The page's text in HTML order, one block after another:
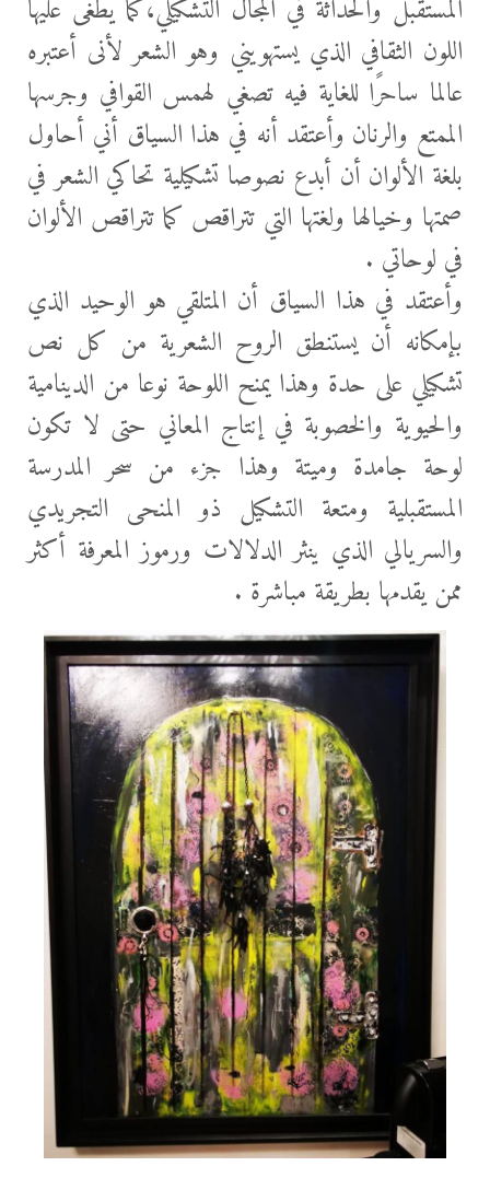
المستقبل والحداثة في المجال التشكيلي،كما يطغى عليها
اللون الثقافي الذي يستهويني وهو الشعر لأنى أعتبره
عالما ساحرًا للغاية فيه تصغي لهمس القوافي وجرسها
الممتع والرنان وأعتقد أنه في هذا السياق أني أحاول
بلغة الألوان أن أبدع نصوصا تشكيلية تحاكي الشعر في
صمتها وخيالها ولغتها التي تتراقص كما تتراقص الألوان
في لوحاتي .
وأعتقد في هذا السياق أن المتلقي هو الوحيد الذي
بإمكانه أن يستنطق الروح الشعرية من كل نص
تشكيلي على حدة وهذا يمنح اللوحة نوعا من الدينامية
والحيوية والخصوبة في إنتاج المعاني حتى لا تكون
لوحة جامدة وميتة وهذا جزء من سحر المدرسة
المستقبلية ومتعة التشكيل ذو المنحى التجريدي
والسريالي الذي ينثر الدلالات ورموز المعرفة أكثر
ممن يقدمها بطريقة مباشرة .